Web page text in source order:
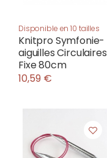
Disponible en 10 tailles
Knitpro Symfonie-
aiguilles Circulaires
Fixe 80cm
10,59 €